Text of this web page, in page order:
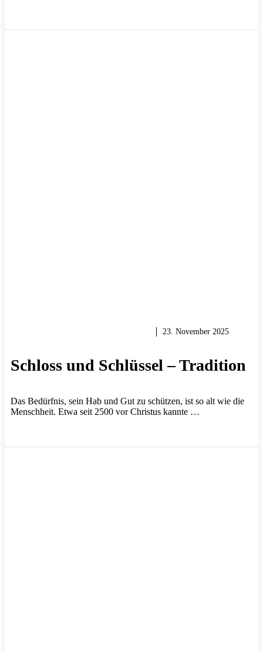
23. November 2025
Schloss und Schlüssel – Tradition
Das Bedürfnis, sein Hab und Gut zu schützen, ist so alt wie die
Menschheit. Etwa seit 2500 vor Christus kannte …